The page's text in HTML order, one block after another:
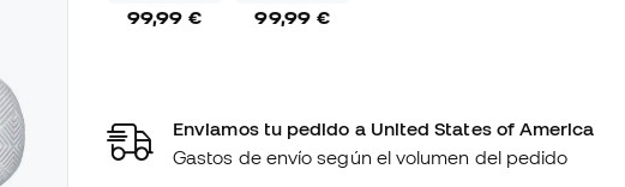
99,99 € 99,99 €
Enviamos tu pedido a United States of America
Gastos de envío según el volumen del pedido